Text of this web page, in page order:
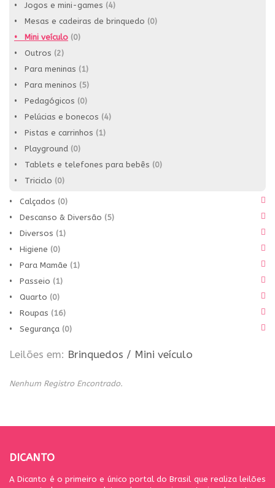
• Jogos e mini-games (4)
• Mesas e cadeiras de brinquedo (0)
• Mini veículo (0)
• Outros (2)
• Para meninas (1)
• Para meninos (5)
• Pedagógicos (0)
• Pelúcias e bonecos (4)
• Pistas e carrinhos (1)
• Playground (0)
• Tablets e telefones para bebês (0)
• Triciclo (0)
• Calçados (0)
• Descanso & Diversão (5)
• Diversos (1)
• Higiene (0)
• Para Mamãe (1)
• Passeio (1)
• Quarto (0)
• Roupas (16)
• Segurança (0)
Leilões em: Brinquedos / Mini veículo
Nenhum Registro Encontrado.
DICANTO
A Dicanto é o primeiro e único portal do Brasil que realiza leilões